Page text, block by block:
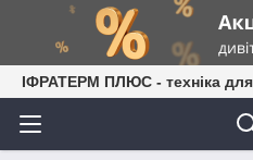
ІФРАТЕРМ ПЛЮС - техніка для